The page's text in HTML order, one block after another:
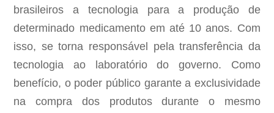
brasileiros a tecnologia para a produção de
determinado medicamento em até 10 anos. Com
isso, se torna responsável pela transferência da
tecnologia ao laboratório do governo. Como
benefício, o poder público garante a exclusividade
na compra dos produtos durante o mesmo